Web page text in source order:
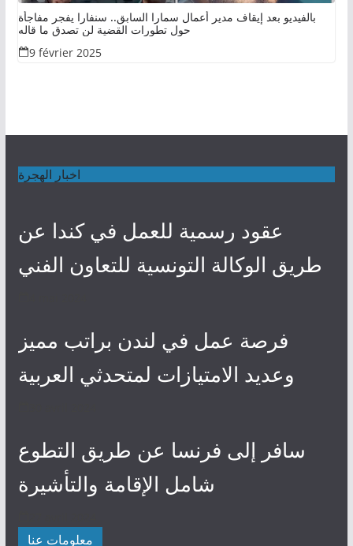
بالفيديو بعد إيقاف مدير أعمال سمارا السابق.. سنفارا يفجر مفاجأة
حول تطورات القضية لن تصدق ما قاله
9 février 2025
اخبار الهجرة
عقود رسمية للعمل في كندا عن
طريق الوكالة التونسية للتعاون الفني
فرصة عمل في لندن براتب مميز
وعديد الامتيازات لمتحدثي العربية
سافر إلى فرنسا عن طريق التطوع
شامل الإقامة والتأشيرة
معلومات عنا